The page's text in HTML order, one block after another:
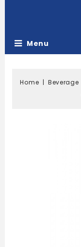
Menu
Home Beverage